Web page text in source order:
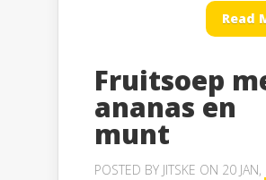
Read
Fruitsoep
ananas en
munt
POSTED BY JITSKE ON 20